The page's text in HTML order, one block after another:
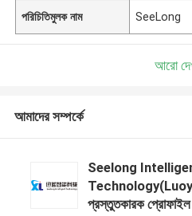
পরিচিতিমুলক নাম SeeLong
আরো
আমাদের সম্পর্কে
Seelong
প্রস্তুতকারক প্রোফাইল